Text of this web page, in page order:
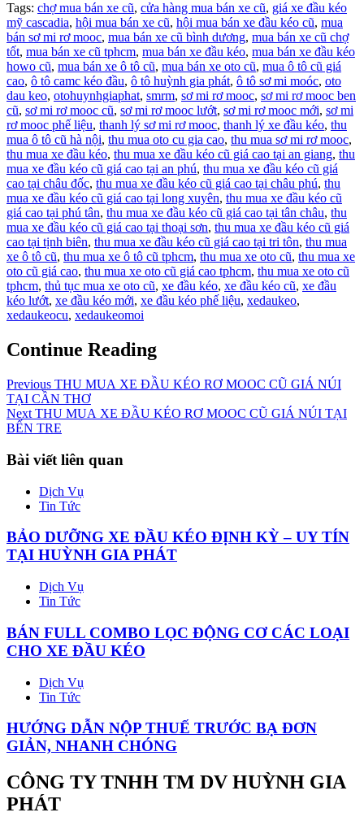
Tags: chợ mua bán xe cũ, cửa hàng mua bán xe cũ, giá xe đầu kéo
mỹ cascadia, hội mua bán xe cũ, hội mua bán xe đầu kéo cũ, mua
bán sơ mi rơ mooc, mua bán xe cũ bình dương, mua bán xe cũ chợ
tốt, mua bán xe cũ tphcm, mua bán xe đầu kéo, mua bán xe đầu kéo
howo cũ, mua bán xe ô tô cũ, mua bán xe oto cũ, mua ô tô cũ giá
cao, ô tô camc kéo đầu, ô tô huỳnh gia phát, ô tô sơ mi moóc, oto
dau keo, otohuynhgiaphat, smrm, sơ mi rơ mooc, sơ mi rơ mooc ben
cũ, sơ mi rơ mooc cũ, sơ mi rơ mooc lướt, sơ mi rơ mooc mới, sơ mi
rơ mooc phế liệu, thanh lý sơ mi rơ mooc, thanh lý xe đầu kéo, thu
mua ô tô cũ hà nội, thu mua oto cu gia cao, thu mua sơ mi rơ mooc,
thu mua xe đầu kéo, thu mua xe đầu kéo cũ giá cao tại an giang, thu
mua xe đầu kéo cũ giá cao tại an phú, thu mua xe đầu kéo cũ giá
cao tại châu đốc, thu mua xe đầu kéo cũ giá cao tại châu phú, thu
mua xe đầu kéo cũ giá cao tại long xuyên, thu mua xe đầu kéo cũ
giá cao tại phú tân, thu mua xe đầu kéo cũ giá cao tại tân châu, thu
mua xe đầu kéo cũ giá cao tại thoại sơn, thu mua xe đầu kéo cũ giá
cao tại tịnh biên, thu mua xe đầu kéo cũ giá cao tại tri tôn, thu mua
xe ô tô cũ, thu mua xe ô tô cũ tphcm, thu mua xe oto cũ, thu mua xe
oto cũ giá cao, thu mua xe oto cũ giá cao tphcm, thu mua xe oto cũ
tphcm, thủ tục mua xe oto cũ, xe đầu kéo, xe đầu kéo cũ, xe đầu
kéo lướt, xe đầu kéo mới, xe đầu kéo phế liệu, xedaukeo,
xedaukeocu, xedaukeomoi
Continue Reading
Previous THU MUA XE ĐẦU KÉO RƠ MOOC CŨ GIÁ NÚI
TẠI CẦN THƠ
Next THU MUA XE ĐẦU KÉO RƠ MOOC CŨ GIÁ NÚI TẠI
BẾN TRE
Bài viết liên quan
Dịch Vụ
Tin Tức
BẢO DƯỠNG XE ĐẦU KÉO ĐỊNH KỲ – UY TÍN
TẠI HUỲNH GIA PHÁT
Dịch Vụ
Tin Tức
BÁN FULL COMBO LỌC ĐỘNG CƠ CÁC LOẠI
CHO XE ĐẦU KÉO
Dịch Vụ
Tin Tức
HƯỚNG DẪN NỘP THUẾ TRƯỚC BẠ ĐƠN
GIẢN, NHANH CHÓNG
CÔNG TY TNHH TM DV HUỲNH GIA
PHÁT